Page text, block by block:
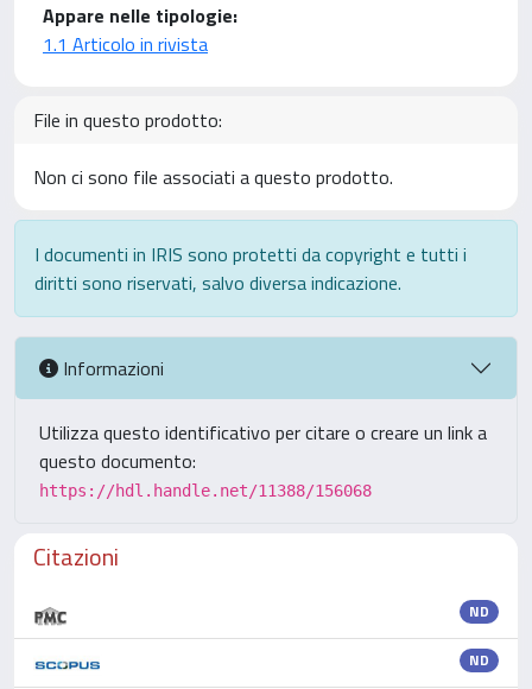
Appare nelle tipologie:
1.1 Articolo in rivista
File in questo prodotto:
Non ci sono file associati a questo prodotto.
I documenti in IRIS sono protetti da copyright e tutti i
diritti sono riservati, salvo diversa indicazione.
Informazioni
Utilizza questo identificativo per citare o creare un link a
questo documento:
https://hdl.handle.net/11388/156068
Citazioni
ND
ND